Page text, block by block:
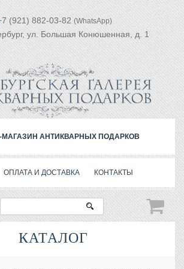
(921) 882-03-82 (WhatsApp)
ул. Большая Конюшенная, д. 1
МАГАЗИН АНТИКВАРНЫХ ПОДАРКОВ
ОПЛАТА И ДОСТАВКА КОНТАКТЫ
КАТАЛОГ